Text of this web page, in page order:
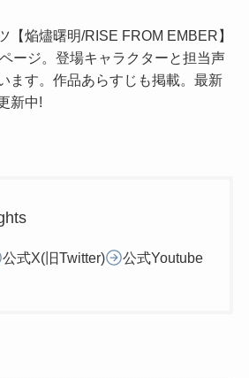
【焔燼曙明/RISE FROM EMBER】
ージ。登場キャラクターと担当声
ます。作品あらすじも掲載。最新
新中!
公式X(旧Twitter)
公式Youtube